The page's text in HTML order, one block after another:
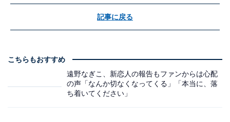
記事に戻る
こちらもおすすめ
遠野なぎこ、新恋人の報告もファンからは心配
の声「なんか切なくなってくる」「本当に、落
ち着いてください」